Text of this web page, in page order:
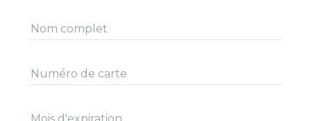
Nom complet
Numéro de carte